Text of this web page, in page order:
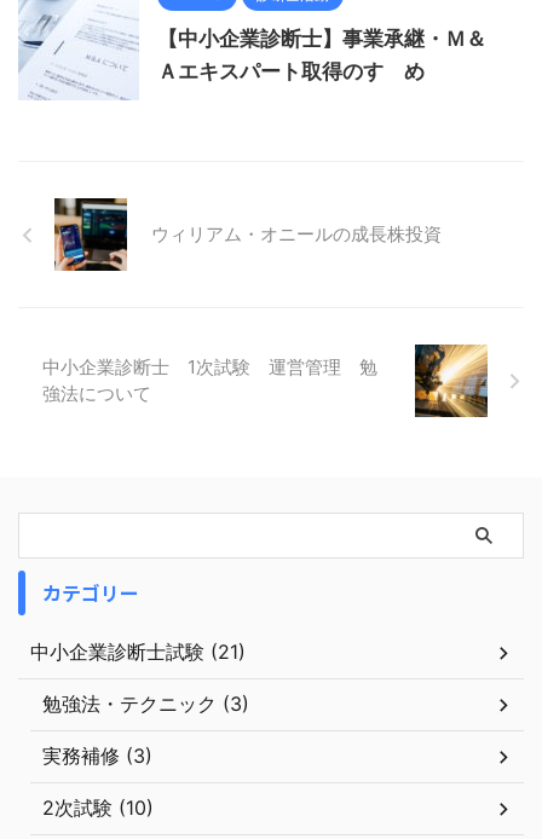
【中小企業診断士】事業承継・Ｍ＆
Ａエキスパート取得のすゝめ
ウィリアム・オニールの成長株投資
中小企業診断士 1次試験 運営管理 勉
強法について
カテゴリー
中小企業診断士試験 (21)
勉強法・テクニック (3)
実務補修 (3)
2次試験 (10)